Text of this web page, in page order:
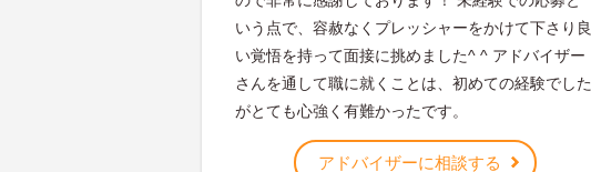
いう点で、容赦なくプレッシャーをかけて下さり良
い覚悟を持って面接に挑めました^ ^ アドバイザー
さんを通して職に就くことは、初めての経験でした
がとても心強く有難かったです。
アドバイザーに相談する